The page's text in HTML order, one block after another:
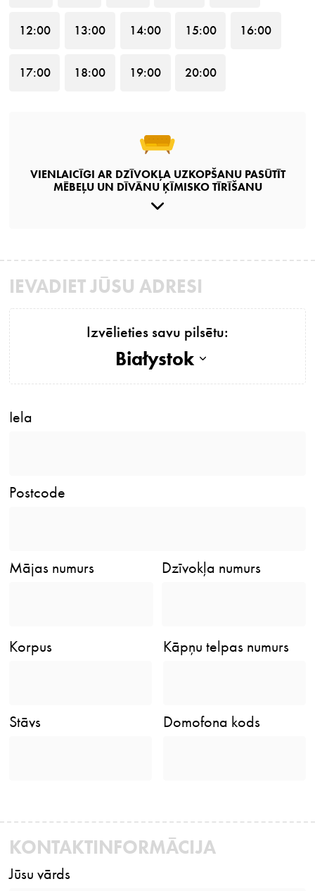
12:00 13:00 14:00 15:00 16:00
17:00 18:00 19:00 20:00
VIENLAICĪGI AR DZĪVOKĻA UZKOPŠANU PASŪTĪT
MĒBEĻU UN DĪVĀNU ĶĪMISKO TĪRĪŠANU
IEVADIET JŪSU ADRESI
Izvēlieties savu pilsētu:
Białystok
Iela
Postcode
Mājas numurs Dzīvokļa numurs
Korpus Kāpņu telpas numurs
Stāvs Domofona kods
KONTAKTINFORMĀCIJA
Jūsu vārds